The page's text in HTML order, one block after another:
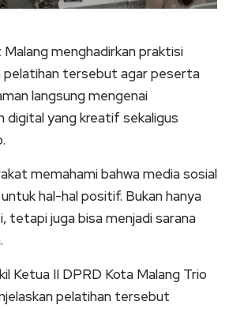
menghadirkan praktisi
pelatihan tersebut agar peserta
langsung mengenai
digital yang kreatif sekaligus
memahami bahwa media sosial
hal-hal positif. Bukan hanya
tetapi juga bisa menjadi sarana
Ketua II DPRD Kota Malang Trio
pelatihan tersebut